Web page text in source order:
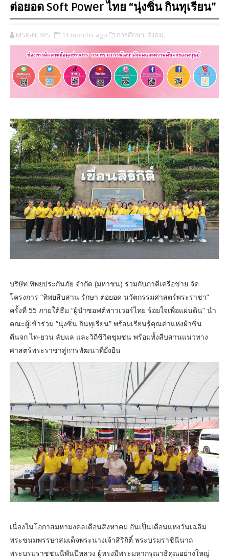
ต่อยอด Soft Power ไทย “นุ่งซิ่น กินทุเรียน”
MSK-NEWS 11 months ago การศึกษา, สังคม,
บริษัท ทิพยประกันภัย จำกัด (มหาชน) ร่วมกับภาคีเครือข่าย จัด
โครงการ “ทิพยสืบสาน รักษา ต่อยอด นวัตกรรมศาสตร์พระราชา”
ครั้งที่ 55 ภายใต้ธีม “ผู้นำซอฟต์พาวเวอร์ไทย ร้อยใจเพื่อแผ่นดิน” นำ
คณะผู้เข้าร่วม “นุ่งซิ่น กินทุเรียน” พร้อมเรียนรู้คุณค่าแห่งผ้าซิ่น
ตีนจก ไท-ยวน ลับแล และวิถีชีวิตชุมชน พร้อมทั้งสืบสานแนวทาง
ศาสตร์พระราชาสู่การพัฒนาที่ยั่งยืน
เนื่องในโอกาสมหามงคลเดือนสิงหาคม อันเป็นเดือนแห่งวันเฉลิม
พระชนมพรรษาสมเด็จพระนางเจ้าสิริกิติ์ พระบรมราชินีนาถ
พระบรมราชชนนีพันปีหลวง ผู้ทรงมีพระมหากรุณาธิคุณอย่างใหญ่